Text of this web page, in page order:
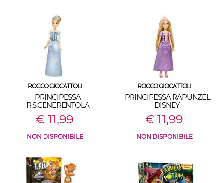
ROCCO GIOCATTOLI
PRINCIPESSA
R.S.CENERENTOLA
€ 11,99
NON DISPONIBILE
ROCCO GIOCATTOLI
PRINCIPESSA RAPUNZEL
DISNEY
€ 11,99
NON DISPONIBILE